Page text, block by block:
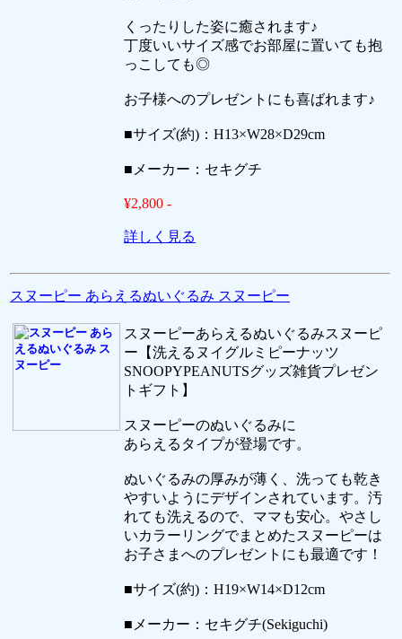
くったりした姿に癒されます♪
丁度いいサイズ感でお部屋に置いても抱
っこしても◎
お子様へのプレゼントにも喜ばれます♪
■サイズ(約)：H13×W28×D29cm
■メーカー：セキグチ
¥2,800 -
詳しく見る
スヌーピー あらえるぬいぐるみ スヌーピー
スヌーピーあらえるぬいぐるみスヌーピ
ー【洗えるヌイグルミピーナッツ
SNOOPYPEANUTSグッズ雑貨プレゼン
トギフト】
スヌーピーのぬいぐるみに
あらえるタイプが登場です。
ぬいぐるみの厚みが薄く、洗っても乾き
やすいようにデザインされています。汚
れても洗えるので、ママも安心。やさし
いカラーリングでまとめたスヌーピーは
お子さまへのプレゼントにも最適です！
■サイズ(約)：H19×W14×D12cm
■メーカー：セキグチ(Sekiguchi)